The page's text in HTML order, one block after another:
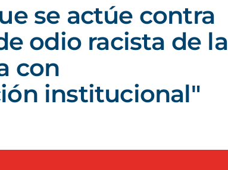
se actúe contra
odio racista de la
con
institucional"